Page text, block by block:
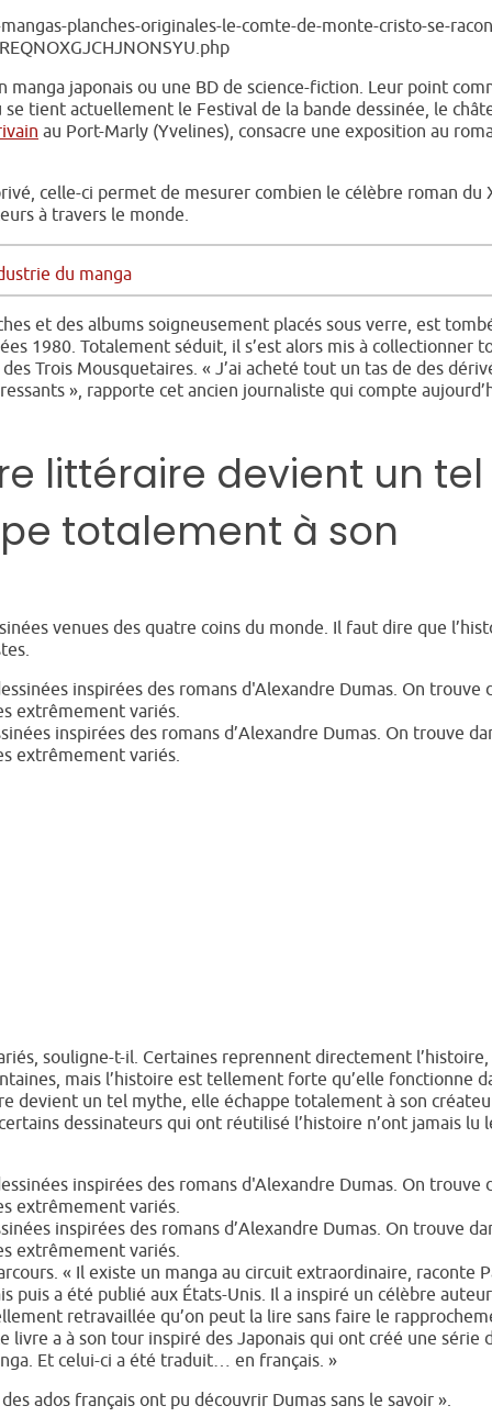
planches-originales-le-comte-de-monte-cristo-se-
manga japonais ou une BD de science-fiction. Leur point
se tient actuellement le Festival de la bande dessinée, le
au Port-Marly (Yvelines), consacre une exposition au
celle-ci permet de mesurer combien le célèbre roman du
à travers le monde.
du manga
et des albums soigneusement placés sous verre, est
1980. Totalement séduit, il s’est alors mis à collectionner
Trois Mousquetaires. « J’ai acheté tout un tas de des
», rapporte cet ancien journaliste qui compte
littéraire devient un tel
totalement à son
venues des quatre coins du monde. Il faut dire que
inspirées des romans d’Alexandre Dumas. On trouve
extrêmement variés.
souligne-t-il. Certaines reprennent directement l’histoire,
mais l’histoire est tellement forte qu’elle fonctionne
devient un tel mythe, elle échappe totalement à son
dessinateurs qui ont réutilisé l’histoire n’ont jamais lu
inspirées des romans d’Alexandre Dumas. On trouve
extrêmement variés.
« Il existe un manga au circuit extraordinaire, raconte
puis a été publié aux États-Unis. Il a inspiré un célèbre
retravaillée qu’on peut la lire sans faire le
livre a à son tour inspiré des Japonais qui ont créé une série
Et celui-ci a été traduit… en français. »
ados français ont pu découvrir Dumas sans le savoir ».